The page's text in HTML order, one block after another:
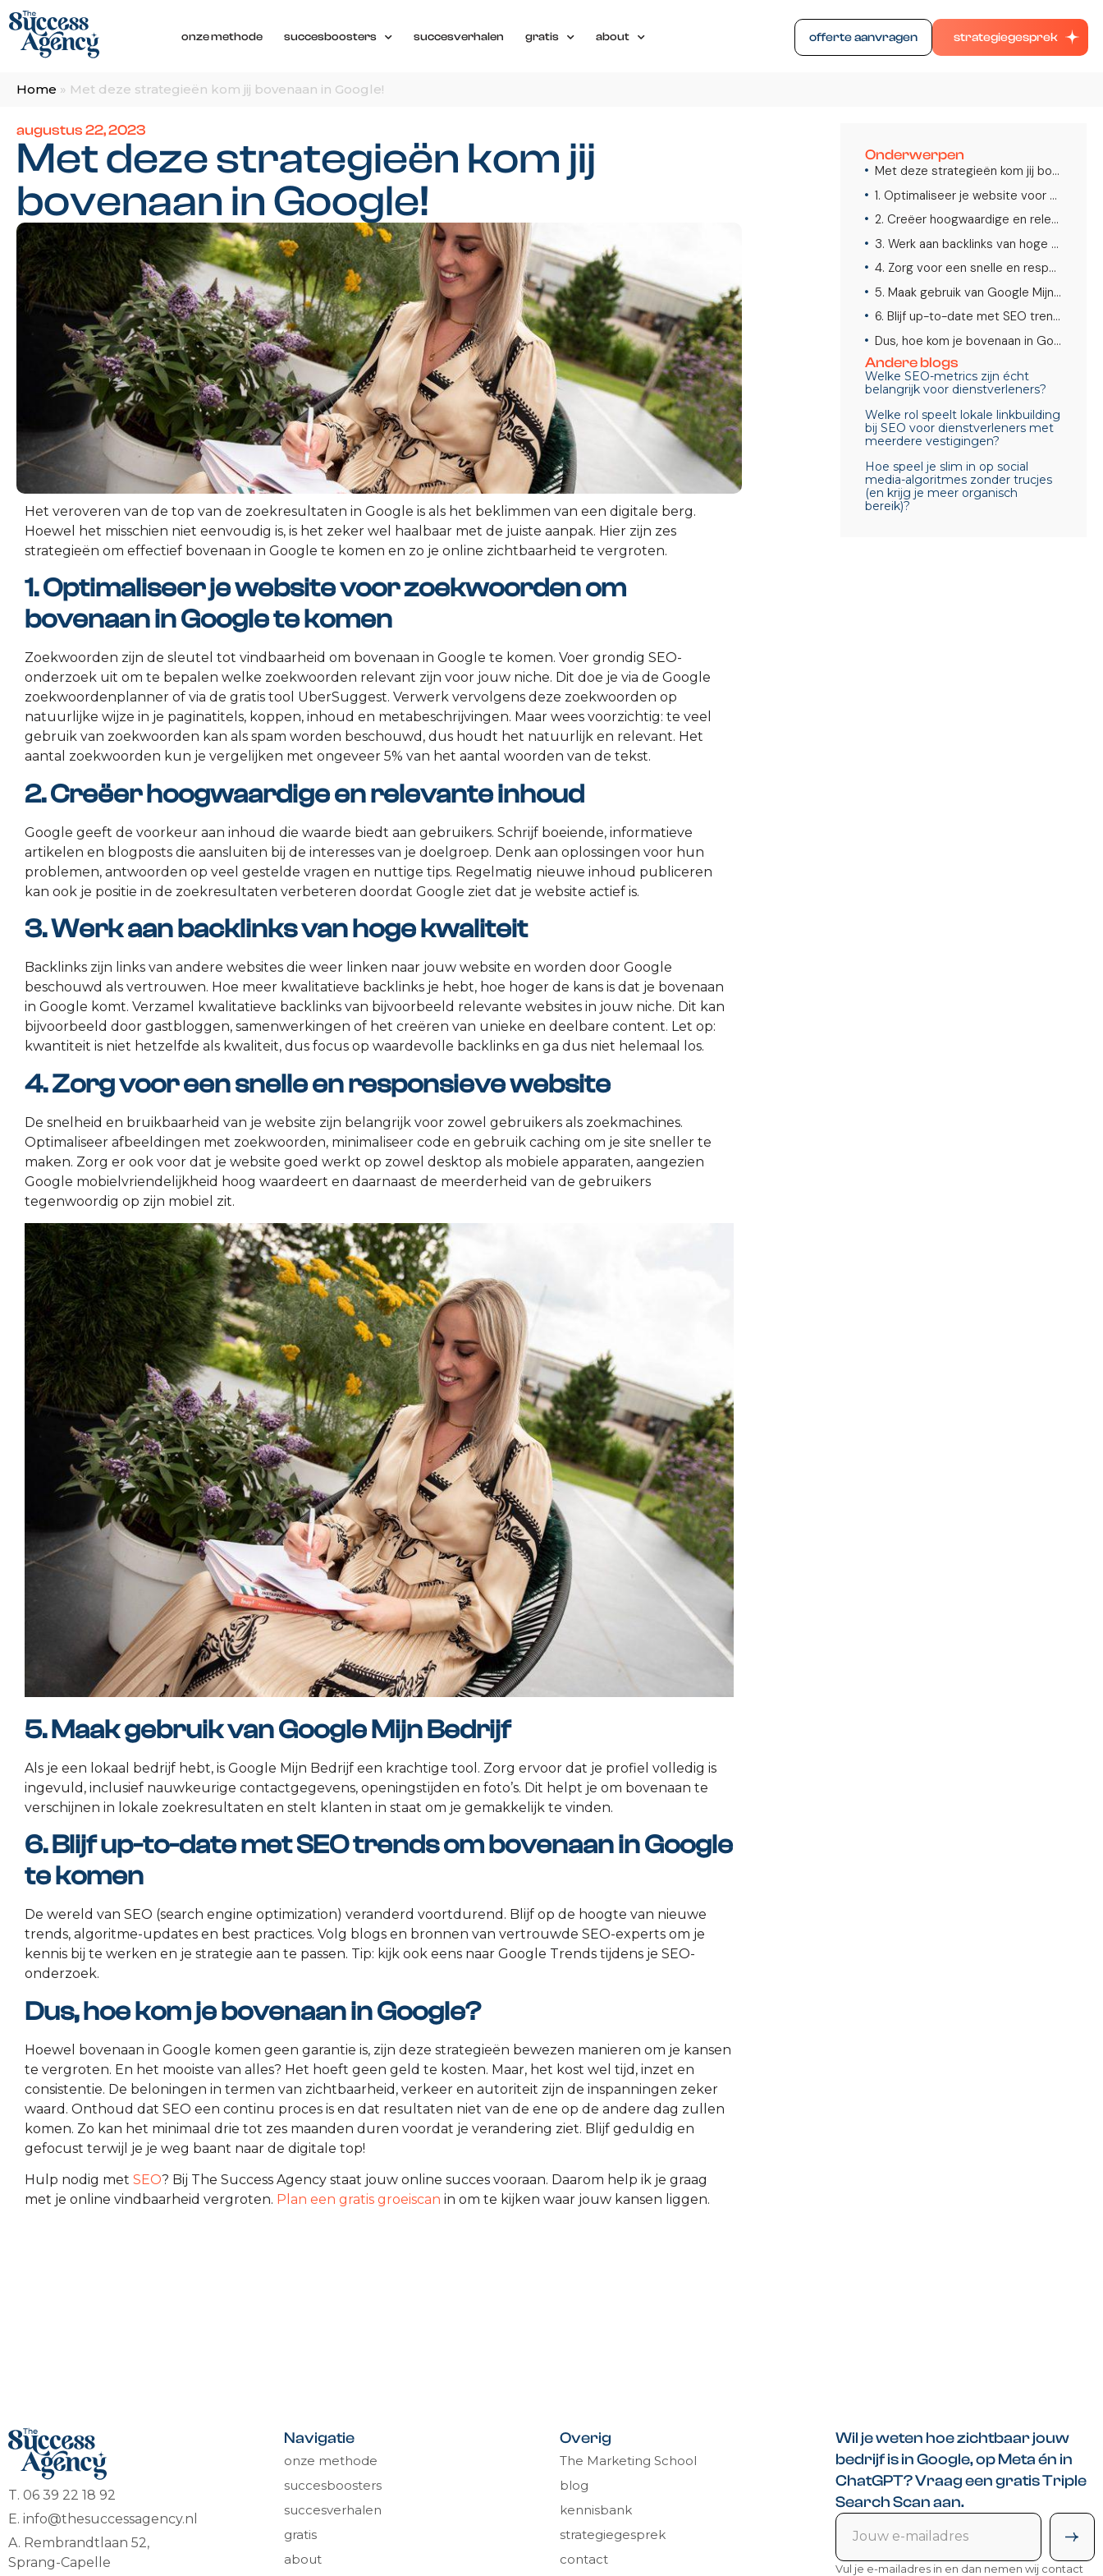
onze methode succesboosters succesverhalen gratis about offerte aanvragen strategiegesprek
Home » Met deze strategieën kom jij bovenaan in Google!
augustus 22, 2023
Met deze strategieën kom jij
bovenaan in Google!
Het veroveren van de top van de zoekresultaten in Google is als het beklimmen van een digitale berg.
Hoewel het misschien niet eenvoudig is, is het zeker wel haalbaar met de juiste aanpak. Hier zijn zes
strategieën om effectief bovenaan in Google te komen en zo je online zichtbaarheid te vergroten.
1. Optimaliseer je website voor zoekwoorden om
bovenaan in Google te komen
Zoekwoorden zijn de sleutel tot vindbaarheid om bovenaan in Google te komen. Voer grondig SEO-
onderzoek uit om te bepalen welke zoekwoorden relevant zijn voor jouw niche. Dit doe je via de Google
zoekwoordenplanner of via de gratis tool UberSuggest. Verwerk vervolgens deze zoekwoorden op
natuurlijke wijze in je paginatitels, koppen, inhoud en metabeschrijvingen. Maar wees voorzichtig: te veel
gebruik van zoekwoorden kan als spam worden beschouwd, dus houdt het natuurlijk en relevant. Het
aantal zoekwoorden kun je vergelijken met ongeveer 5% van het aantal woorden van de tekst.
2. Creëer hoogwaardige en relevante inhoud
Google geeft de voorkeur aan inhoud die waarde biedt aan gebruikers. Schrijf boeiende, informatieve
artikelen en blogposts die aansluiten bij de interesses van je doelgroep. Denk aan oplossingen voor hun
problemen, antwoorden op veel gestelde vragen en nuttige tips. Regelmatig nieuwe inhoud publiceren
kan ook je positie in de zoekresultaten verbeteren doordat Google ziet dat je website actief is.
3. Werk aan backlinks van hoge kwaliteit
Backlinks zijn links van andere websites die weer linken naar jouw website en worden door Google
beschouwd als vertrouwen. Hoe meer kwalitatieve backlinks je hebt, hoe hoger de kans is dat je bovenaan
in Google komt. Verzamel kwalitatieve backlinks van bijvoorbeeld relevante websites in jouw niche. Dit kan
bijvoorbeeld door gastbloggen, samenwerkingen of het creëren van unieke en deelbare content. Let op:
kwantiteit is niet hetzelfde als kwaliteit, dus focus op waardevolle backlinks en ga dus niet helemaal los.
4. Zorg voor een snelle en responsieve website
De snelheid en bruikbaarheid van je website zijn belangrijk voor zowel gebruikers als zoekmachines.
Optimaliseer afbeeldingen met zoekwoorden, minimaliseer code en gebruik caching om je site sneller te
maken. Zorg er ook voor dat je website goed werkt op zowel desktop als mobiele apparaten, aangezien
Google mobielvriendelijkheid hoog waardeert en daarnaast de meerderheid van de gebruikers
tegenwoordig op zijn mobiel zit.
5. Maak gebruik van Google Mijn Bedrijf
Als je een lokaal bedrijf hebt, is Google Mijn Bedrijf een krachtige tool. Zorg ervoor dat je profiel volledig is
ingevuld, inclusief nauwkeurige contactgegevens, openingstijden en foto’s. Dit helpt je om bovenaan te
verschijnen in lokale zoekresultaten en stelt klanten in staat om je gemakkelijk te vinden.
6. Blijf up-to-date met SEO trends om bovenaan in Google
te komen
De wereld van SEO (search engine optimization) veranderd voortdurend. Blijf op de hoogte van nieuwe
trends, algoritme-updates en best practices. Volg blogs en bronnen van vertrouwde SEO-experts om je
kennis bij te werken en je strategie aan te passen. Tip: kijk ook eens naar Google Trends tijdens je SEO-
onderzoek.
Dus, hoe kom je bovenaan in Google?
Hoewel bovenaan in Google komen geen garantie is, zijn deze strategieën bewezen manieren om je kansen
te vergroten. En het mooiste van alles? Het hoeft geen geld te kosten. Maar, het kost wel tijd, inzet en
consistentie. De beloningen in termen van zichtbaarheid, verkeer en autoriteit zijn de inspanningen zeker
waard. Onthoud dat SEO een continu proces is en dat resultaten niet van de ene op de andere dag zullen
komen. Zo kan het minimaal drie tot zes maanden duren voordat je verandering ziet. Blijf geduldig en
gefocust terwijl je je weg baant naar de digitale top!
Hulp nodig met SEO? Bij The Success Agency staat jouw online succes vooraan. Daarom help ik je graag
met je online vindbaarheid vergroten. Plan een gratis groeiscan in om te kijken waar jouw kansen liggen.
Onderwerpen
Met deze strategieën kom jij bovenaan in Google!
1. Optimaliseer je website voor zoekwoorden om bovenaan in Google te komen
2. Creëer hoogwaardige en relevante inhoud
3. Werk aan backlinks van hoge kwaliteit
4. Zorg voor een snelle en responsieve website
5. Maak gebruik van Google Mijn Bedrijf
6. Blijf up-to-date met SEO trends om bovenaan in Google te komen
Dus, hoe kom je bovenaan in Google?
Andere blogs
Welke SEO-metrics zijn écht
belangrijk voor dienstverleners?
Welke rol speelt lokale linkbuilding
bij SEO voor dienstverleners met
meerdere vestigingen?
Hoe speel je slim in op social
media-algoritmes zonder trucjes
(en krijg je meer organisch
bereik)?
T. 06 39 22 18 92
E. info@thesuccessagency.nl
A. Rembrandtlaan 52,
Sprang-Capelle
Navigatie
onze methode
succesboosters
succesverhalen
gratis
about
Overig
The Marketing School
blog
kennisbank
strategiegesprek
contact
Wil je weten hoe zichtbaar jouw
bedrijf is in Google, op Meta én in
ChatGPT? Vraag een gratis Triple
Search Scan aan.
Vul je e-mailadres in en dan nemen wij contact